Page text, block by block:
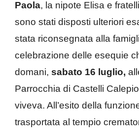
Paola, la nipote Elisa e
sono stati disposti ulteriori
stata riconsegnata alla
celebrazione delle esequie
domani, sabato 16 luglio,
Parrocchia di Castelli
viveva. All’esito della
trasportata al tempio